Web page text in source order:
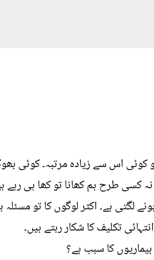
3 مرتبہ سب ہی کھاتے ہیں، کوئی 2 مرتبہ تو کوئی اس
طرح ہم کھانا تو کھا ہی رہے
لگتی ہے۔ اکثر لوگوں کا تو
تکلیف کا شکار رہتے ہیں۔
کا سبب ہے؟